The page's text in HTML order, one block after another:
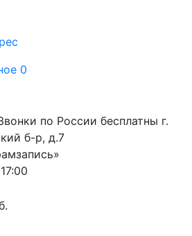
0
по России бесплатны г.
б-р, д.7